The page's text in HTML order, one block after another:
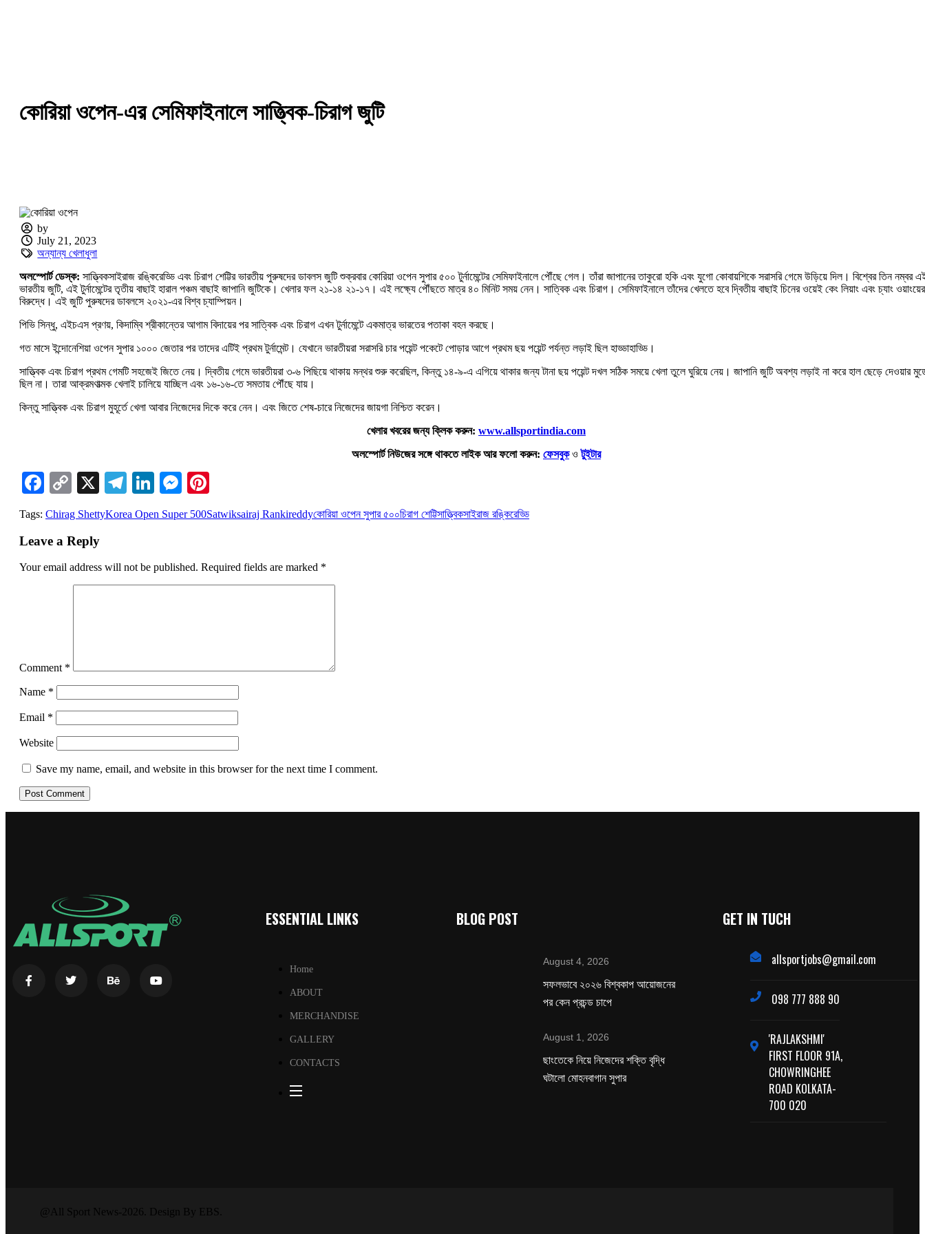
কোরিয়া ওপেন-এর সেমিফাইনালে সাত্ত্বিক-চিরাগ জুটি
by
July 21, 2023
অন্যান্য খেলাধুলা
অলস্পোর্ট ডেস্ক: সাত্ত্বিকসাইরাজ রঙ্কিরেড্ডি এবং চিরাগ শেট্টির ভারতীয় পুরুষদের ডাবলস জুটি শুক্রবার কোরিয়া ওপেন সুপার ৫০০ টুর্নামেন্টের সেমিফাইনালে পৌঁছে গেল। তাঁরা জাপানের তাকুরো হকি এবং যুগো কোবায়শিকে সরাসরি গেমে উড়িয়ে দিল। বিশ্বের তিন নম্বর
ভারতীয় জুটি, এই টুর্নামেন্টের তৃতীয় বাছাই হারাল পঞ্চম বাছাই জাপানি জুটিকে। খেলার ফল ২১-১৪ ২১-১৭। এই লক্ষ্যে পৌঁছতে মাত্র ৪০ মিনিট সময় নেন। সাত্বিক এবং চিরাগ। সেমিফাইনালে তাঁদের খেলতে হবে দ্বিতীয় বাছাই চিনের ওয়েই কেং লিয়াং এবং চ্যাং ওয়াংয়ের
বিরুদ্ধে। এই জুটি পুরুষদের ডাবলসে ২০২১-এর বিশ্ব চ্যাম্পিয়ন।
পিভি সিন্ধু, এইচএস প্রণয়, কিদাম্বি শ্রীকান্তের আগাম বিদায়ের পর সাত্বিক এবং চিরাগ এখন টুর্নামেন্টে একমাত্র ভারতের পতাকা বহন করছে।
গত মাসে ইন্দোনেশিয়া ওপেন সুপার ১০০০ জেতার পর তাদের এটিই প্রথম টুর্নামেন্ট। যেখানে ভারতীয়রা সরাসরি চার পয়েন্ট পকেটে পোড়ার আগে প্রথম ছয় পয়েন্ট পর্যন্ত লড়াই ছিল হাড্ডাহাড্ডি।
সাত্ত্বিক এবং চিরাগ প্রথম গেমটি সহজেই জিতে নেয়। দ্বিতীয় গেমে ভারতীয়রা ৩-৬ পিছিয়ে থাকায় মন্থর শুরু করেছিল, কিন্তু ১৪-৯-এ এগিয়ে থাকার জন্য টানা ছয় পয়েন্ট দখল সঠিক সময়ে খেলা তুলে ঘুরিয়ে নেয়। জাপানি জুটি অবশ্য লড়াই না করে হাল ছেড়ে দেওয়ার
ছিল না। তারা আক্রমণাত্মক খেলাই চালিয়ে যাচ্ছিল এবং ১৬-১৬-তে সমতায় পৌঁছে যায়।
কিন্তু সাত্ত্বিক এবং চিরাগ মুহূর্তে খেলা আবার নিজেদের দিকে করে নেন। এবং জিতে শেষ-চারে নিজেদের জায়গা নিশ্চিত করেন।
খেলার খবরের জন্য ক্লিক করুন: www.allsportindia.com
অলস্পোর্ট নিউজের সঙ্গে থাকতে লাইক আর ফলো করুন: ফেসবুকওটুইটার
Facebook
Copy
Link
X Telegram
LinkedIn
Messenger
Tags: Chirag ShettyKorea Open Super 500Satwiksairaj Rankireddyকোরিয়া ওপেন সুপার ৫০০চিরাগ শেট্টিসাত্ত্বিকসাইরাজ রঙ্কিরেড্ডি
Leave a Reply
Your email address will not be published. Required fields are marked *
Comment *
Name *
Email *
Website
Save my name, email, and website in this browser for the next time I comment.
ESSENTIAL LINKS
Home
ABOUT
MERCHANDISE
GALLERY
CONTACTS
BLOG POST
August 4, 2026
সফলভাবে ২০২৬ বিশ্বকাপ আয়োজনের
পর কেন প্রচন্ড চাপে
August 1, 2026
ছাংতেকে নিয়ে নিজেদের শক্তি বৃদ্ধি
ঘটালো মোহনবাগান সুপার
GET IN TUCH
allsportjobs@gmail.com
098 777 888 90
'RAJLAKSHMI'
FIRST FLOOR 91A,
CHOWRINGHEE
ROAD KOLKATA-
700 020
@All Sport News-2026. Design By EBS.